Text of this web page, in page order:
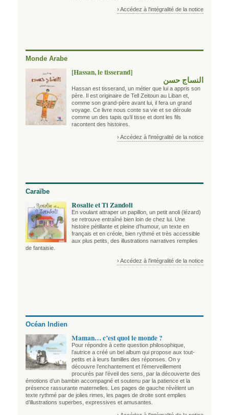
› Accédez à l'intégralité de la notice
Monde Arabe
[Hassan, le tisserand]
النساج حسن
Hassan est tisserand, un métier que lui a appris son
père. Il est originaire de Tell Zeitoun au Liban et,
comme son grand-père avant lui, il fera un grand
voyage. Ce livre nous conte sa vie et se déroule
comme un des tapis qu’il tisse et dont les fils
racontent des histoires.
› Accédez à l'intégralité de la notice
Caraïbe
Rosalie et Ti Zandoli
En voulant attraper un papillon, un petit anoli (lézard)
se retrouve entraîné bien loin de chez lui. Une
histoire pétillante et pleine d’humour, un texte en
français et en créole, bien rythmé et très accessible
aux plus petits, des illustrations narratives remplies
de fantaisie.
› Accédez à l'intégralité de la notice
Océan Indien
Maman… c’est quoi le monde ?
Pour répondre à cette question philosophique,
l’autrice a créé un bel album qui propose aux tout-
petits et à leurs familles des réponses. On y
découvre l’enchantement et l’émerveillement
procurés par l’éveil des sens, par la découverte des
émotions d’un bambin accompagné et soutenu par la patience et la
présence rassurante maternelles. Les pages de gauche révèlent un
texte rythmé par de jolies rimes, les pages de droite sont emplies
d’illustrations superbes, expressives et amusantes.